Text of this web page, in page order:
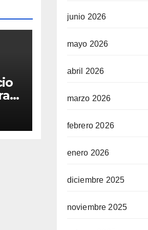
junio 2026
mayo 2026
abril 2026
marzo 2026
febrero 2026
enero 2026
diciembre 2025
noviembre 2025